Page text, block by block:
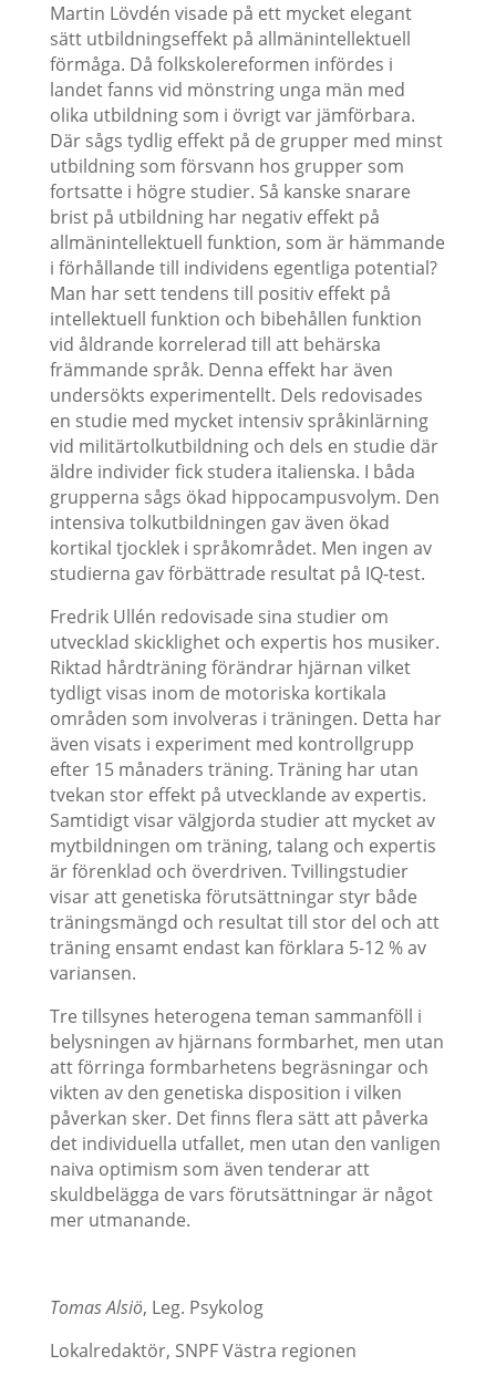
Martin Lövdén visade på ett mycket elegant
sätt utbildningseffekt på allmänintellektuell
förmåga. Då folkskolereformen infördes i
landet fanns vid mönstring unga män med
olika utbildning som i övrigt var jämförbara.
Där sågs tydlig effekt på de grupper med minst
utbildning som försvann hos grupper som
fortsatte i högre studier. Så kanske snarare
brist på utbildning har negativ effekt på
allmänintellektuell funktion, som är hämmande
i förhållande till individens egentliga potential?
Man har sett tendens till positiv effekt på
intellektuell funktion och bibehållen funktion
vid åldrande korrelerad till att behärska
främmande språk. Denna effekt har även
undersökts experimentellt. Dels redovisades
en studie med mycket intensiv språkinlärning
vid militärtolkutbildning och dels en studie där
äldre individer fick studera italienska. I båda
grupperna sågs ökad hippocampusvolym. Den
intensiva tolkutbildningen gav även ökad
kortikal tjocklek i språkområdet. Men ingen av
studierna gav förbättrade resultat på IQ-test.
Fredrik Ullén redovisade sina studier om
utvecklad skicklighet och expertis hos musiker.
Riktad hårdträning förändrar hjärnan vilket
tydligt visas inom de motoriska kortikala
områden som involveras i träningen. Detta har
även visats i experiment med kontrollgrupp
efter 15 månaders träning. Träning har utan
tvekan stor effekt på utvecklande av expertis.
Samtidigt visar välgjorda studier att mycket av
mytbildningen om träning, talang och expertis
är förenklad och överdriven. Tvillingstudier
visar att genetiska förutsättningar styr både
träningsmängd och resultat till stor del och att
träning ensamt endast kan förklara 5-12 % av
variansen.
Tre tillsynes heterogena teman sammanföll i
belysningen av hjärnans formbarhet, men utan
att förringa formbarhetens begräsningar och
vikten av den genetiska disposition i vilken
påverkan sker. Det finns flera sätt att påverka
det individuella utfallet, men utan den vanligen
naiva optimism som även tenderar att
skuldbelägga de vars förutsättningar är något
mer utmanande.
Tomas Alsiö, Leg. Psykolog
Lokalredaktör, SNPF Västra regionen